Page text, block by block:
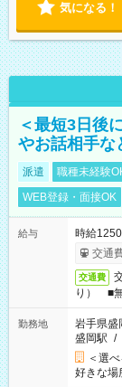
気になる！
＜最短3日後
やお話相手な
派遣 職種未経験
WEB登録・面接OK
給与
時給
交通
交通費
り） ■
勤務地
岩手県盛
盛岡駅 /
＜選
好きな場